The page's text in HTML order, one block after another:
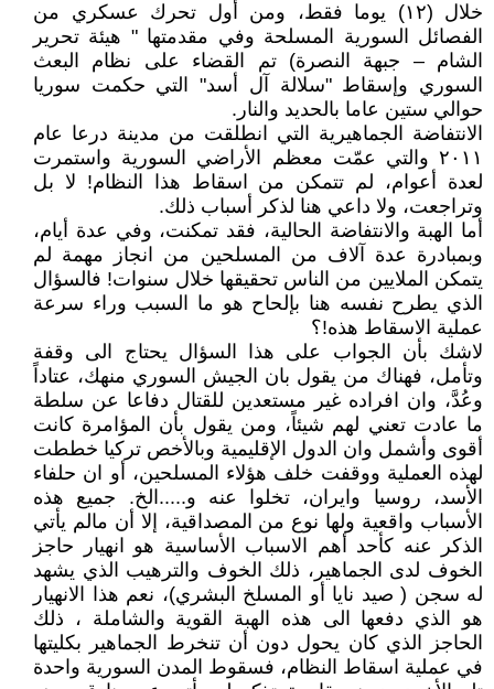
خلال (١٢) يوما فقط، ومن أول تحرك عسكري من
الفصائل السورية المسلحة وفي مقدمتها " هيئة تحرير
الشام – جبهة النصرة) تم القضاء على نظام البعث
السوري وإسقاط "سلالة آل أسد" التي حكمت سوريا
حوالي ستين عاما بالحديد والنار.
الانتفاضة الجماهيرية التي انطلقت من مدينة درعا عام
٢٠١١ والتي عمّت معظم الأراضي السورية واستمرت
لعدة أعوام، لم تتمكن من اسقاط هذا النظام! لا بل
وتراجعت، ولا داعي هنا لذكر أسباب ذلك.
أما الهبة والانتفاضة الحالية، فقد تمكنت، وفي عدة أيام،
وبمبادرة عدة آلاف من المسلحين من انجاز مهمة لم
يتمكن الملايين من الناس تحقيقها خلال سنوات! فالسؤال
الذي يطرح نفسه هنا بإلحاح هو ما السبب وراء سرعة
عملية الاسقاط هذه!؟
لاشك بأن الجواب على هذا السؤال يحتاج الى وقفة
وتأمل، فهناك من يقول بان الجيش السوري منهك، عتاداً
وعُدَّ، وان افراده غير مستعدين للقتال دفاعا عن سلطة
ما عادت تعني لهم شيئاً، ومن يقول بأن المؤامرة كانت
أقوى وأشمل وان الدول الإقليمية وبالأخص تركيا خططت
لهذه العملية ووقفت خلف هؤلاء المسلحين، أو ان حلفاء
الأسد، روسيا وايران، تخلوا عنه و.....الخ. جميع هذه
الأسباب واقعية ولها نوع من المصداقية، إلا أن مالم يأتي
الذكر عنه كأحد أهم الاسباب الأساسية هو انهيار حاجز
الخوف لدى الجماهير، ذلك الخوف والترهيب الذي يشهد
له سجن ( صيد نايا أو المسلخ البشري)، نعم هذا الانهيار
هو الذي دفعها الى هذه الهبة القوية والشاملة ، ذلك
الحاجز الذي كان يحول دون أن تنخرط الجماهير بكليتها
في عملية اسقاط النظام، فسقوط المدن السورية واحدة